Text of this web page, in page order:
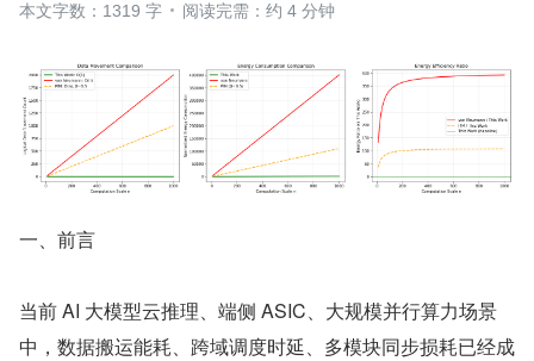
本文字数：1319 字
阅读完需：约 4 分钟
一、前言
当前 AI 大模型云推理、端侧 ASIC、大规模并行算力场景
中，数据搬运能耗、跨域调度时延、多模块同步损耗已经成